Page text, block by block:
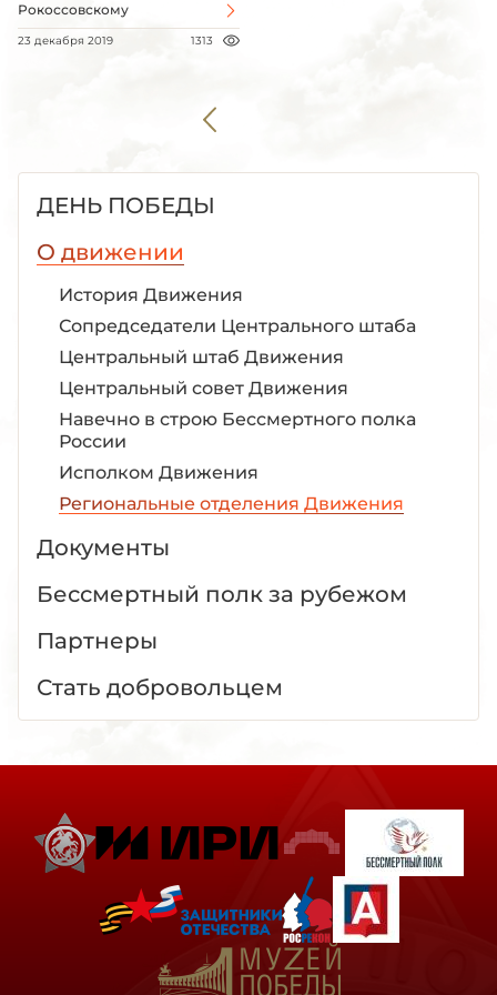
Рокоссовскому
23 декабря 2019 1313
ДЕНЬ ПОБЕДЫ
О движении
История Движения
Сопредседатели Центрального штаба
Центральный штаб Движения
Центральный совет Движения
Навечно в строю Бессмертного полка
России
Исполком Движения
Региональные отделения Движения
Документы
Бессмертный полк за рубежом
Партнеры
Стать добровольцем